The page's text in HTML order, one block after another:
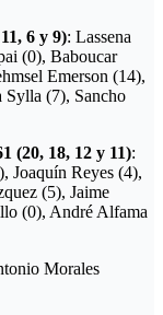
6 y 9): Lassena
(0), Baboucar
Emerson (14),
(7), Sancho
18, 12 y 11):
Joaquín Reyes (4),
(5), Jaime
(0), André Alfama
Morales